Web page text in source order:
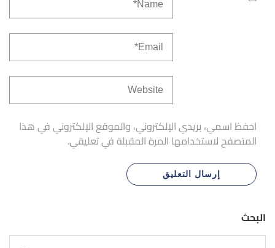
احفظ اسمي، بريدي الإلكتروني، والموقع الإلكتروني في هذا
المتصفح لاستخدامها المرة المقبلة في تعليقي.
البحث